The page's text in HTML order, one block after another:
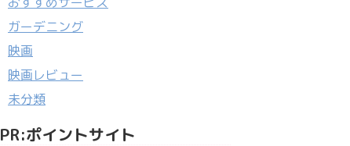
ガーデニング
映画
映画レビュー
未分類
PR:ポイントサイト